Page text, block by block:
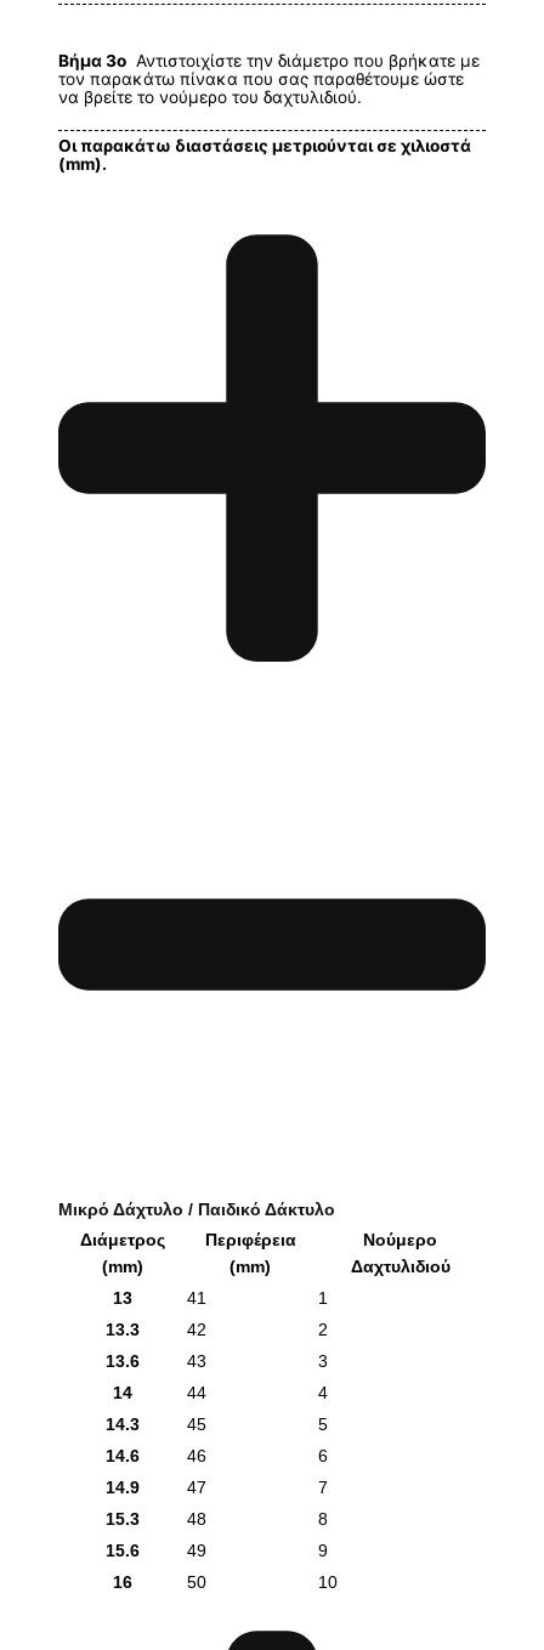
Βήμα 3ο Αντιστοιχίστε την διάμετρο που βρήκατε με
τον παρακάτω πίνακα που σας παραθέτουμε ώστε
να βρείτε το νούμερο του δαχτυλιδιού.
Οι παρακάτω διαστάσεις μετριούνται σε χιλιοστά
(mm).
Μικρό Δάχτυλο / Παιδικό Δάκτυλο
Διάμετρος
(mm)
Περιφέρεια
(mm)
Νούμερο
Δαχτυλιδιού
13
41
1
13.3
42
2
13.6
43
3
14
44
4
14.3
45
5
14.6
46
6
14.9
47
7
15.3
48
8
15.6
49
9
16
50 10